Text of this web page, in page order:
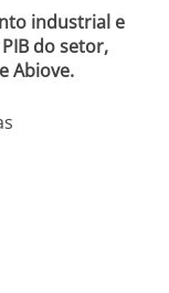
industrial e
do setor,
Abiove.